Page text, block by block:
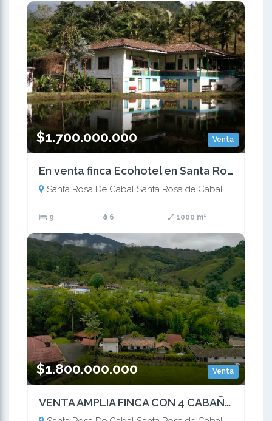
Venta
$1.700.000.000
En venta finca Ecohotel en Santa Rosa
Santa Rosa De Cabal Santa Rosa de Cabal
9 6 1000 m²
Venta
$1.800.000.000
VENTA AMPLIA FINCA CON 4 CABAÑAS SANTA ROSA DE CABAL